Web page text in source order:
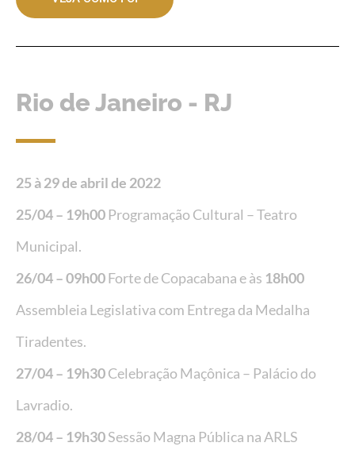
Rio de Janeiro - RJ
25 à 29 de abril de 2022
25/04 – 19h00 Programação Cultural – Teatro
Municipal.
26/04 – 09h00Forte de Copacabana e às 18h00
Assembleia Legislativa com Entrega da Medalha
Tiradentes.
27/04 – 19h30Celebração Maçônica – Palácio do
Lavradio.
28/04 – 19h30Sessão Magna Pública na ARLS